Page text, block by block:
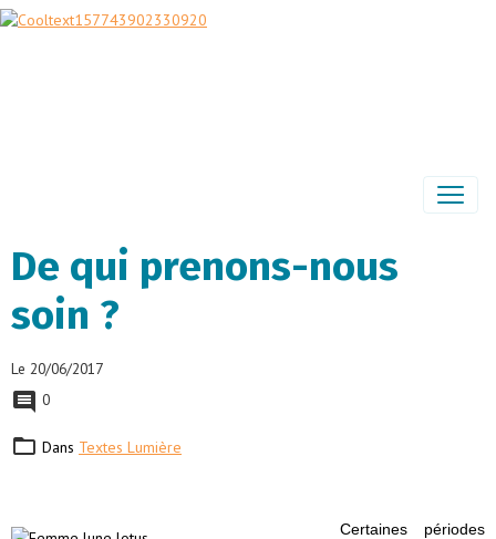
De qui prenons-nous
soin ?
Le 20/06/2017
0
Dans Textes Lumière
Certaines périodes